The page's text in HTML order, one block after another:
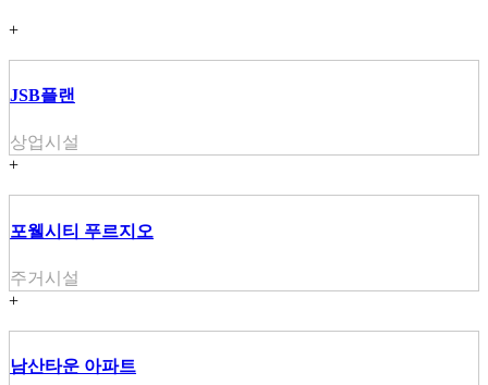
+
JSB플랜
상업시설
+
포웰시티 푸르지오
주거시설
+
남산타운 아파트